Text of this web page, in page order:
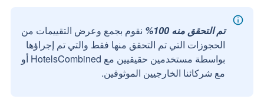
تم التحقق منه 100%
نقوم بجمع وعرض التقييمات من
الحجوزات التي تم التحقق منها فقط والتي تم إجراؤها
بواسطة مستخدمين حقيقيين مع HotelsCombined أو
مع شركائنا الخارجيين الموثوقين.